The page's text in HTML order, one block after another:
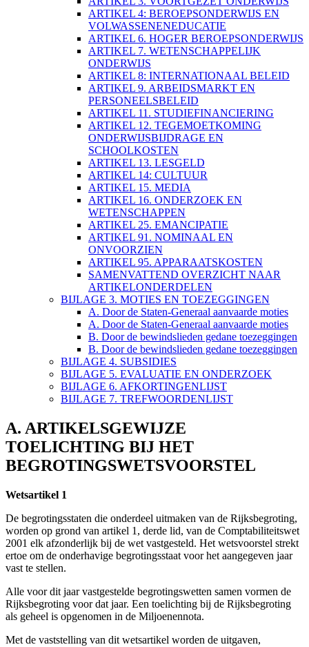
ARTIKEL 4: BEROEPSONDERWIJS EN
VOLWASSENENEDUCATIE
ARTIKEL 6. HOGER BEROEPSONDERWIJS
ARTIKEL 7. WETENSCHAPPELIJK
ONDERWIJS
ARTIKEL 8: INTERNATIONAAL BELEID
ARTIKEL 9. ARBEIDSMARKT EN
PERSONEELSBELEID
ARTIKEL 11. STUDIEFINANCIERING
ARTIKEL 12. TEGEMOETKOMING
ONDERWIJSBIJDRAGE EN
SCHOOLKOSTEN
ARTIKEL 13. LESGELD
ARTIKEL 14: CULTUUR
ARTIKEL 15. MEDIA
ARTIKEL 16. ONDERZOEK EN
WETENSCHAPPEN
ARTIKEL 25. EMANCIPATIE
ARTIKEL 91. NOMINAAL EN
ONVOORZIEN
ARTIKEL 95. APPARAATSKOSTEN
SAMENVATTEND OVERZICHT NAAR
ARTIKELONDERDELEN
BIJLAGE 3. MOTIES EN TOEZEGGINGEN
A. Door de Staten-Generaal aanvaarde moties
A. Door de Staten-Generaal aanvaarde moties
B. Door de bewindslieden gedane toezeggingen
B. Door de bewindslieden gedane toezeggingen
BIJLAGE 4. SUBSIDIES
BIJLAGE 5. EVALUATIE EN ONDERZOEK
BIJLAGE 6. AFKORTINGENLIJST
BIJLAGE 7. TREFWOORDENLIJST
A. ARTIKELSGEWIJZE
TOELICHTING BIJ HET
BEGROTINGSWETSVOORSTEL
Wetsartikel 1
De begrotingsstaten die onderdeel uitmaken van de Rijksbegroting,
worden op grond van artikel 1, derde lid, van de Comptabiliteitswet
2001 elk afzonderlijk bij de wet vastgesteld. Het wetsvoorstel strekt
ertoe om de onderhavige begrotingsstaat voor het aangegeven jaar
vast te stellen.
Alle voor dit jaar vastgestelde begrotingswetten samen vormen de
Rijksbegroting voor dat jaar. Een toelichting bij de Rijksbegroting
als geheel is opgenomen in de Miljoenennota.
Met de vaststelling van dit wetsartikel worden de uitgaven,